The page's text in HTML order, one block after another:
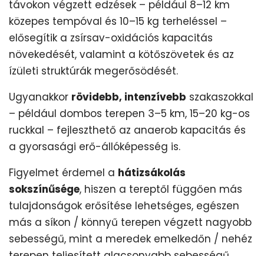
távokon végzett edzések – például 8–12 km
közepes tempóval és 10–15 kg terheléssel –
elősegítik a zsírsav-oxidációs kapacitás
növekedését, valamint a kötőszövetek és az
ízületi struktúrák megerősödését.
Ugyanakkor rövidebb, intenzívebb szakaszokkal
– például dombos terepen 3–5 km, 15–20 kg-os
ruckkal – fejleszthető az anaerob kapacitás és
a gyorsasági erő-állóképesség is.
Figyelmet érdemel a hátizsákolás
sokszínűsége, hiszen a tereptől függően más
tulajdonságok erősítése lehetséges, egészen
más a síkon / könnyű terepen végzett nagyobb
sebességű, mint a meredek emelkedőn / nehéz